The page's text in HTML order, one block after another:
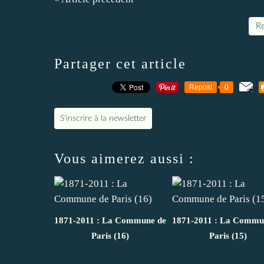
Partager cet article
Repost 0
S'inscrire à la newsletter
Vous aimerez aussi :
1871-2011 : La Commune de
Paris (16)
1871-2011 : La
Paris (15)